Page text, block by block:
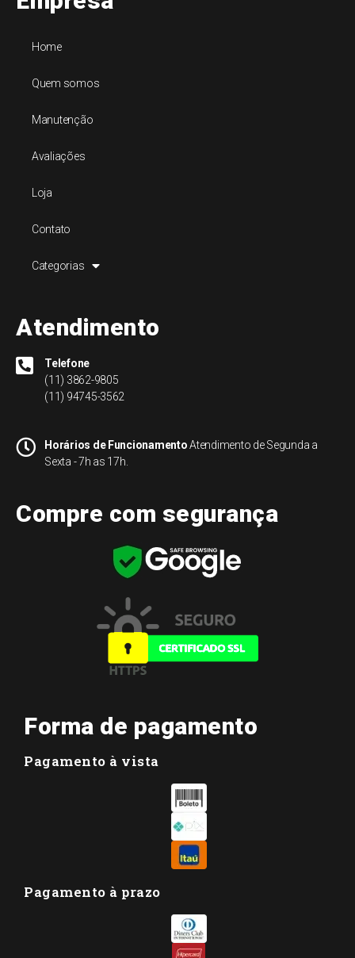
Home
Quem somos
Manutenção
Avaliações
Loja
Contato
Categorias
Atendimento
Telefone
(11) 3862-9805
(11) 94745-3562
Horários de FuncionamentoAtendimento de Segunda a
Sexta - 7h as 17h.
Compre com segurança
Forma de pagamento
Pagamento à vista
Pagamento à prazo